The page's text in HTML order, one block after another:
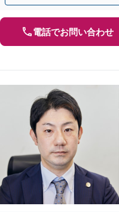
電話でお問い合わせ